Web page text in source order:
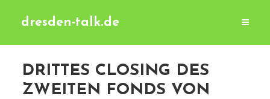
dresden-talk.de
DRITTES CLOSING DES
ZWEITEN FONDS VON